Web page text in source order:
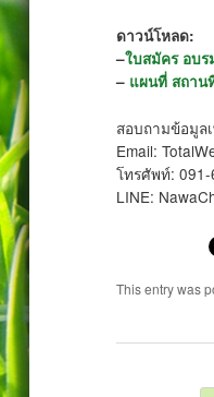
ดาวน์โหลด:
–ใบสมัคร อบ
– แผนที่ สถาน
สอบถามข้อมูล
Email:
โทรศัพท์:
LINE:
This entry was